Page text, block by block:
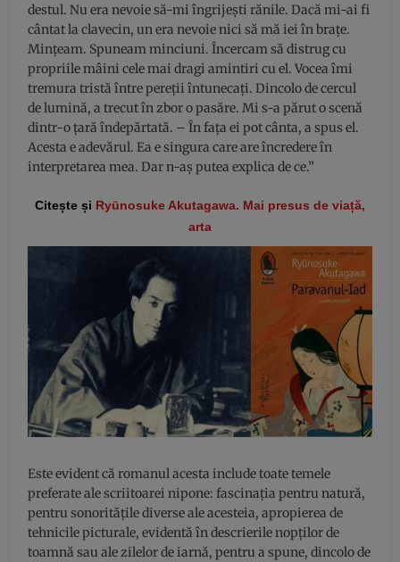
destul. Nu era nevoie să-mi îngrijești rănile. Dacă mi-ai fi
cântat la clavecin, un era nevoie nici să mă iei în brațe.
Mințeam. Spuneam minciuni. Încercam să distrug cu
propriile mâini cele mai dragi amintiri cu el. Vocea îmi
tremura tristă între pereții întunecați. Dincolo de cercul
de lumină, a trecut în zbor o pasăre. Mi s-a părut o scenă
dintr-o țară îndepărtată. – În fața ei pot cânta, a spus el.
Acesta e adevărul. Ea e singura care are încredere în
interpretarea mea. Dar n-aș putea explica de ce.”
Citește și Ryūnosuke Akutagawa. Mai presus de viață,
arta
Este evident că romanul acesta include toate temele
preferate ale scriitoarei nipone: fascinația pentru natură,
pentru sonoritățile diverse ale acesteia, apropierea de
tehnicile picturale, evidentă în descrierile nopților de
toamnă sau ale zilelor de iarnă, pentru a spune, dincolo de